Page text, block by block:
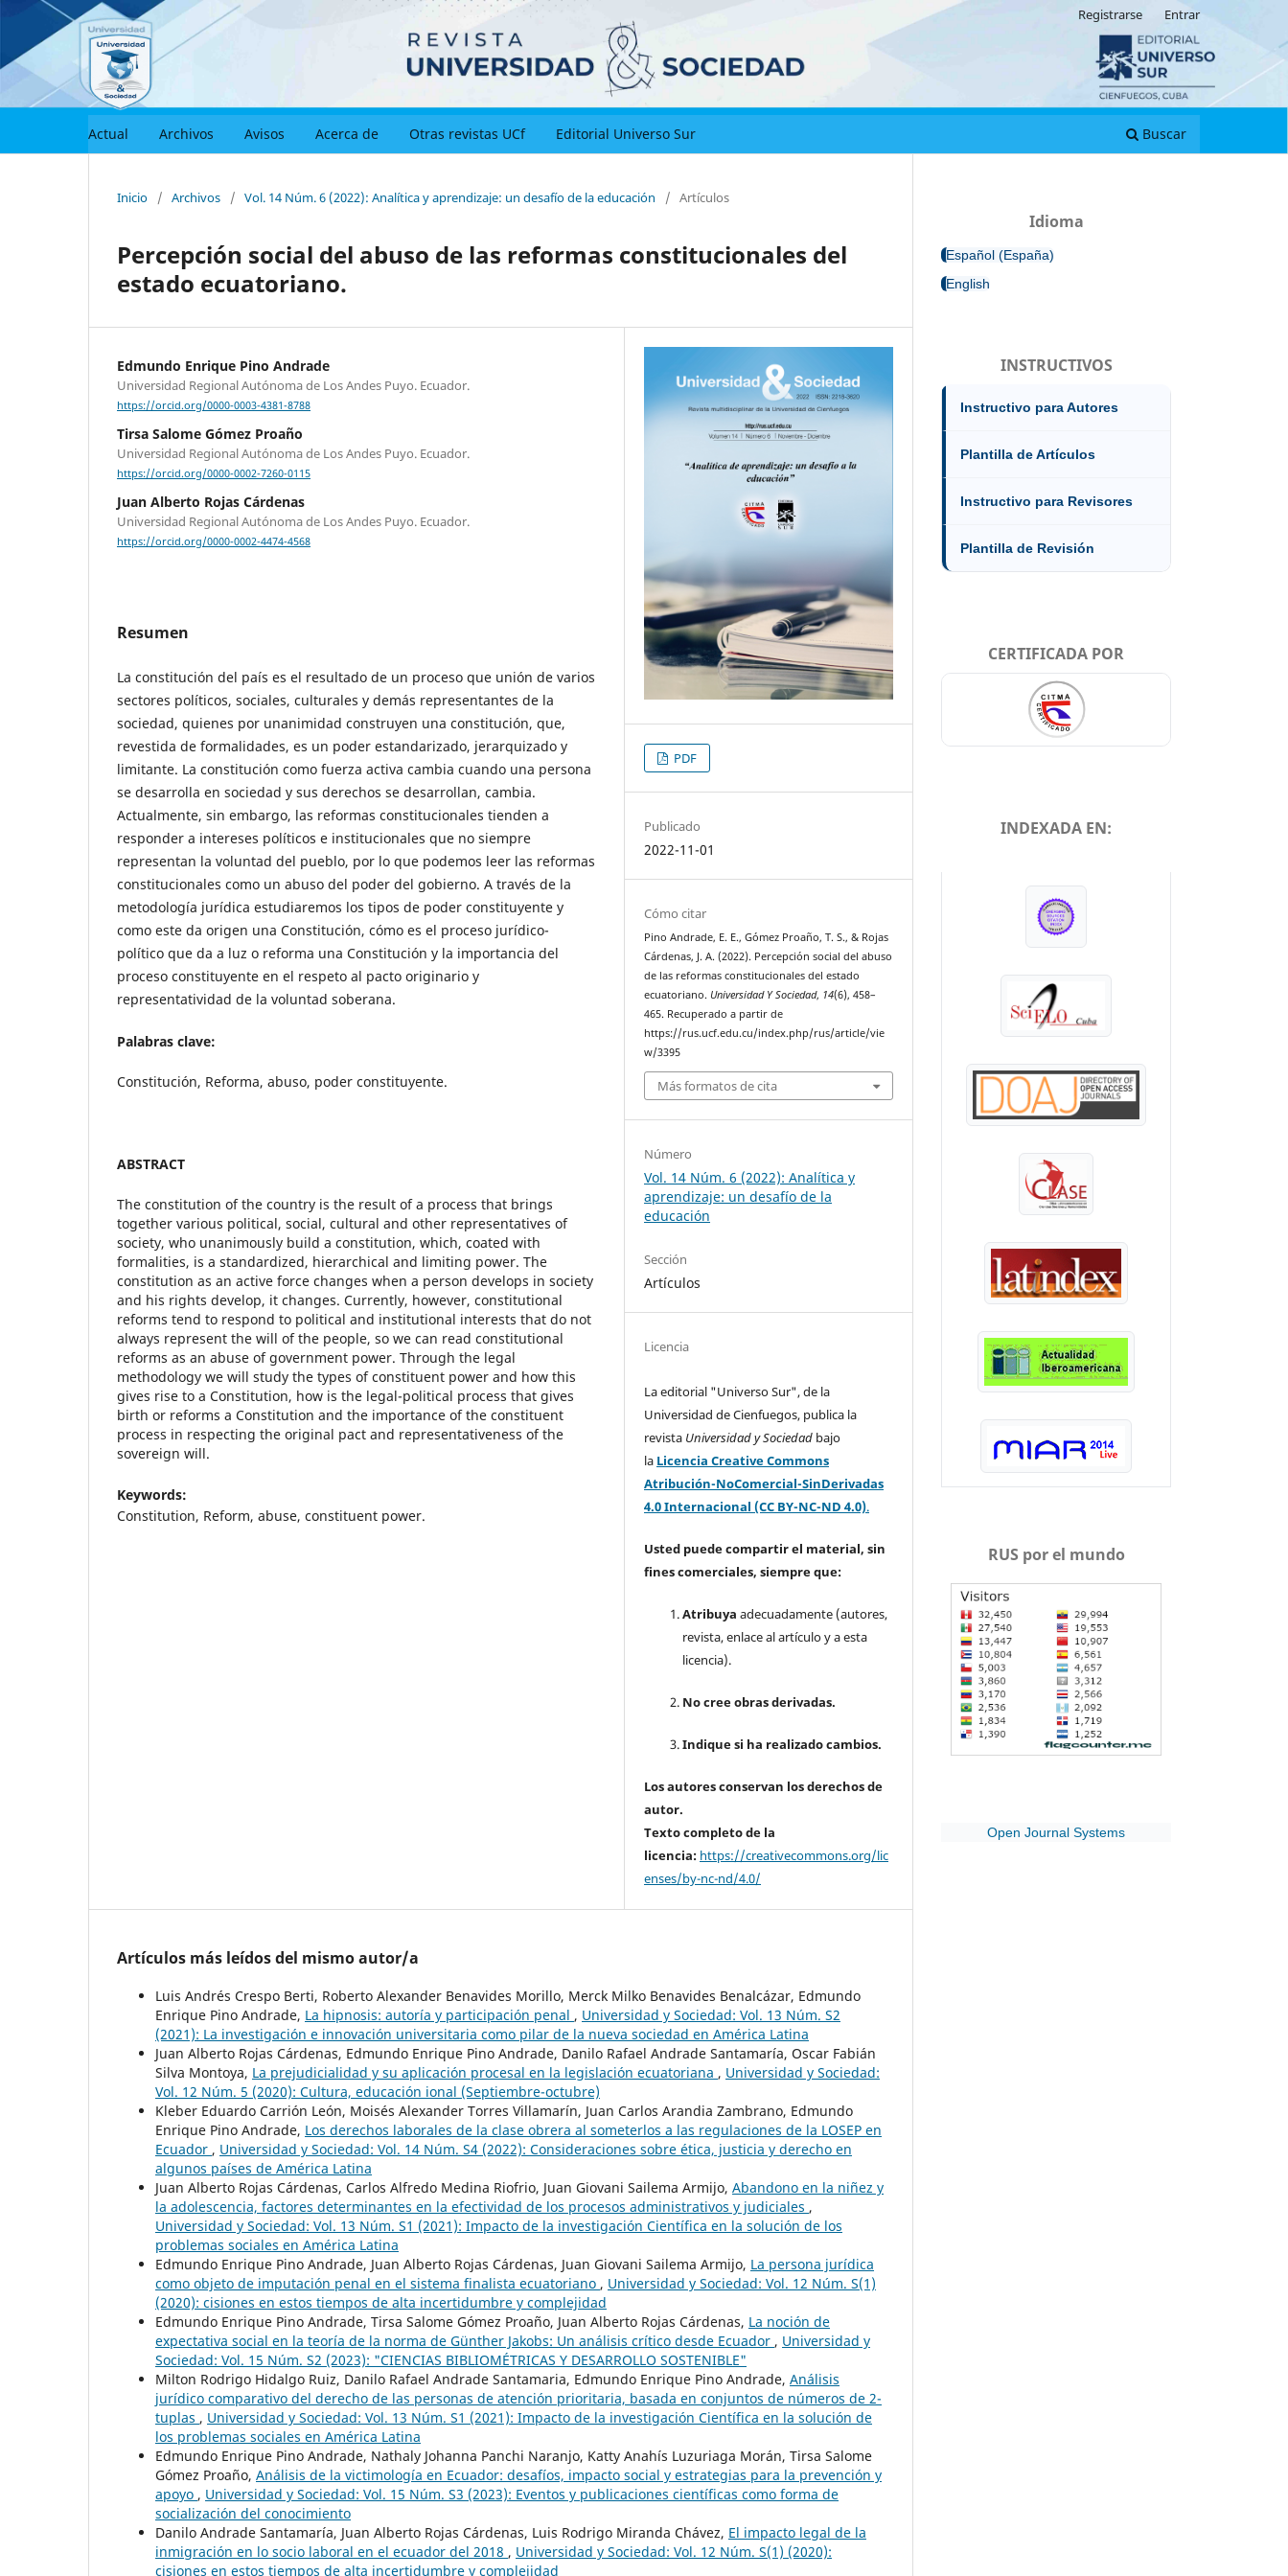
Actual Archivos Avisos Acerca de Otras revistas UCf Editorial Universo Sur Buscar
Registrarse Entrar
Inicio / Archivos / Vol. 14 Núm. 6 (2022): Analítica y aprendizaje: un desafío de la educación / Artículos
Percepción social del abuso de las reformas constitucionales del
estado ecuatoriano.
Edmundo Enrique Pino Andrade
Universidad Regional Autónoma de Los Andes Puyo. Ecuador.
https://orcid.org/0000-0003-4381-8788
Tirsa Salome Gómez Proaño
Universidad Regional Autónoma de Los Andes Puyo. Ecuador.
https://orcid.org/0000-0002-7260-0115
Juan Alberto Rojas Cárdenas
Universidad Regional Autónoma de Los Andes Puyo. Ecuador.
https://orcid.org/0000-0002-4474-4568
Resumen
La constitución del país es el resultado de un proceso que unión de varios
sectores políticos, sociales, culturales y demás representantes de la
sociedad, quienes por unanimidad construyen una constitución, que,
revestida de formalidades, es un poder estandarizado, jerarquizado y
limitante. La constitución como fuerza activa cambia cuando una persona
se desarrolla en sociedad y sus derechos se desarrollan, cambia.
Actualmente, sin embargo, las reformas constitucionales tienden a
responder a intereses políticos e institucionales que no siempre
representan la voluntad del pueblo, por lo que podemos leer las reformas
constitucionales como un abuso del poder del gobierno. A través de la
metodología jurídica estudiaremos los tipos de poder constituyente y
como este da origen una Constitución, cómo es el proceso jurídico-
político que da a luz o reforma una Constitución y la importancia del
proceso constituyente en el respeto al pacto originario y
representatividad de la voluntad soberana.
Palabras clave:
Constitución, Reforma, abuso, poder constituyente.
ABSTRACT
The constitution of the country is the result of a process that brings
together various political, social, cultural and other representatives of
society, who unanimously build a constitution, which, coated with
formalities, is a standardized, hierarchical and limiting power. The
constitution as an active force changes when a person develops in society
and his rights develop, it changes. Currently, however, constitutional
reforms tend to respond to political and institutional interests that do not
always represent the will of the people, so we can read constitutional
reforms as an abuse of government power. Through the legal
methodology we will study the types of constituent power and how this
gives rise to a Constitution, how is the legal-political process that gives
birth or reforms a Constitution and the importance of the constituent
process in respecting the original pact and representativeness of the
sovereign will.
Keywords:
Constitution, Reform, abuse, constituent power.
PDF
Publicado
2022-11-01
Cómo citar
Pino Andrade, E. E., Gómez Proaño, T. S., & Rojas
Cárdenas, J. A. (2022). Percepción social del abuso
de las reformas constitucionales del estado
ecuatoriano. Universidad Y Sociedad, 14(6), 458–
465. Recuperado a partir de
https://rus.ucf.edu.cu/index.php/rus/article/vie
w/3395
Más formatos de cita
Número
Vol. 14 Núm. 6 (2022): Analítica y
aprendizaje: un desafío de la
educación
Sección
Artículos
Licencia
La editorial "Universo Sur", de la
Universidad de Cienfuegos, publica la
revista Universidad y Sociedad bajo
la Licencia Creative Commons
Atribución-NoComercial-SinDerivadas
4.0 Internacional (CC BY-NC-ND 4.0).
Usted puede compartir el material, sin
fines comerciales, siempre que:
Atribuya adecuadamente (autores,
revista, enlace al artículo y a esta
licencia).
No cree obras derivadas.
Indique si ha realizado cambios.
Los autores conservan los derechos de
autor.
Texto completo de la
licencia: https://creativecommons.org/lic
enses/by-nc-nd/4.0/
Artículos más leídos del mismo autor/a
Luis Andrés Crespo Berti, Roberto Alexander Benavides Morillo, Merck Milko Benavides Benalcázar, Edmundo
Enrique Pino Andrade, La hipnosis: autoría y participación penal , Universidad y Sociedad: Vol. 13 Núm. S2
(2021): La investigación e innovación universitaria como pilar de la nueva sociedad en América Latina
Juan Alberto Rojas Cárdenas, Edmundo Enrique Pino Andrade, Danilo Rafael Andrade Santamaría, Oscar Fabián
Silva Montoya, La prejudicialidad y su aplicación procesal en la legislación ecuatoriana , Universidad y Sociedad:
Vol. 12 Núm. 5 (2020): Cultura, educación ional (Septiembre-octubre)
Kleber Eduardo Carrión León, Moisés Alexander Torres Villamarín, Juan Carlos Arandia Zambrano, Edmundo
Enrique Pino Andrade, Los derechos laborales de la clase obrera al someterlos a las regulaciones de la LOSEP en
Ecuador , Universidad y Sociedad: Vol. 14 Núm. S4 (2022): Consideraciones sobre ética, justicia y derecho en
algunos países de América Latina
Juan Alberto Rojas Cárdenas, Carlos Alfredo Medina Riofrio, Juan Giovani Sailema Armijo, Abandono en la niñez y
la adolescencia, factores determinantes en la efectividad de los procesos administrativos y judiciales ,
Universidad y Sociedad: Vol. 13 Núm. S1 (2021): Impacto de la investigación Científica en la solución de los
problemas sociales en América Latina
Edmundo Enrique Pino Andrade, Juan Alberto Rojas Cárdenas, Juan Giovani Sailema Armijo, La persona jurídica
como objeto de imputación penal en el sistema finalista ecuatoriano , Universidad y Sociedad: Vol. 12 Núm. S(1)
(2020): cisiones en estos tiempos de alta incertidumbre y complejidad
Edmundo Enrique Pino Andrade, Tirsa Salome Gómez Proaño, Juan Alberto Rojas Cárdenas, La noción de
expectativa social en la teoría de la norma de Günther Jakobs: Un análisis crítico desde Ecuador , Universidad y
Sociedad: Vol. 15 Núm. S2 (2023): "CIENCIAS BIBLIOMÉTRICAS Y DESARROLLO SOSTENIBLE"
Milton Rodrigo Hidalgo Ruiz, Danilo Rafael Andrade Santamaria, Edmundo Enrique Pino Andrade, Análisis
jurídico comparativo del derecho de las personas de atención prioritaria, basada en conjuntos de números de 2-
tuplas , Universidad y Sociedad: Vol. 13 Núm. S1 (2021): Impacto de la investigación Científica en la solución de
los problemas sociales en América Latina
Edmundo Enrique Pino Andrade, Nathaly Johanna Panchi Naranjo, Katty Anahís Luzuriaga Morán, Tirsa Salome
Gómez Proaño, Análisis de la victimología en Ecuador: desafíos, impacto social y estrategias para la prevención y
apoyo , Universidad y Sociedad: Vol. 15 Núm. S3 (2023): Eventos y publicaciones científicas como forma de
socialización del conocimiento
Danilo Andrade Santamaría, Juan Alberto Rojas Cárdenas, Luis Rodrigo Miranda Chávez, El impacto legal de la
inmigración en lo socio laboral en el ecuador del 2018 , Universidad y Sociedad: Vol. 12 Núm. S(1) (2020):
cisiones en estos tiempos de alta incertidumbre y complejidad
Idioma
Español (España)
English
INSTRUCTIVOS
Instructivo para Autores
Plantilla de Artículos
Instructivo para Revisores
Plantilla de Revisión
CERTIFICADA POR
INDEXADA EN:
RUS por el mundo
Open Journal Systems